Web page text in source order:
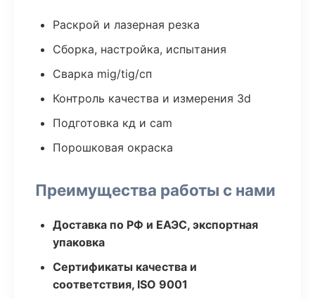
Раскрой и лазерная резка
Сборка, настройка, испытания
Сварка mig/tig/сп
Контроль качества и измерения 3d
Подготовка кд и cam
Порошковая окраска
Преимущества работы с нами
Доставка по РФ и ЕАЭС, экспортная
упаковка
Сертификаты качества и
соответствия, ISO 9001